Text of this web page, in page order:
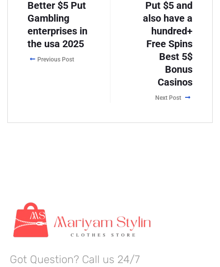
Better $5 Put
Gambling
enterprises in
the usa 2025
Previous Post
Put $5 and
also have a
hundred+
Free Spins
Best 5$
Bonus
Casinos
Next Post
Got Question? Call us 24/7